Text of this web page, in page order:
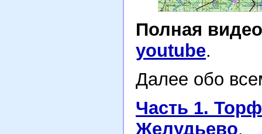
Полная
youtube.
Далее обо
Часть 1.
Желудьево.